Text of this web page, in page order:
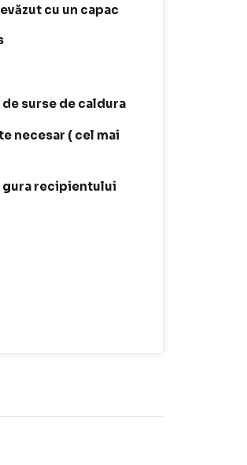
cu un capac
surse de caldura
necesar ( cel mai
gura recipientului